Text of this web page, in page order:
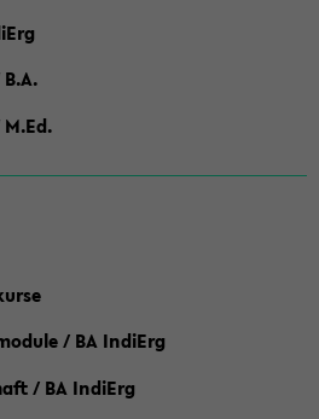
/ BA IndiErg
/ BA IndiErg